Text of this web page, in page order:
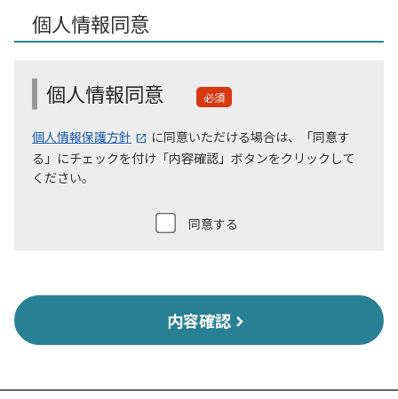
個人情報同意
必須
個人情報保護方針
に同意いただける場合は、「同意す
る」にチェックを付け「内容確認」ボタンをクリックして
ください。
同意する
内容確認